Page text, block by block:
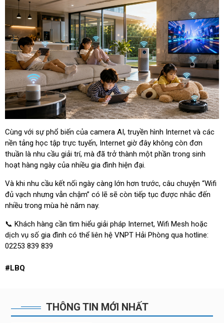
Cùng với sự phổ biến của camera AI, truyền hình Internet và các
nền tảng học tập trực tuyến, Internet giờ đây không còn đơn
thuần là nhu cầu giải trí, mà đã trở thành một phần trong sinh
hoạt hàng ngày của nhiều gia đình hiện đại.
Và khi nhu cầu kết nối ngày càng lớn hơn trước, câu chuyện “Wifi
đủ vạch nhưng vẫn chậm” có lẽ sẽ còn tiếp tục được nhắc đến
nhiều trong mùa hè năm nay.
📞 Khách hàng cần tìm hiểu giải pháp Internet, Wifi Mesh hoặc
dịch vụ số gia đình có thể liên hệ VNPT Hải Phòng qua hotline:
02253 839 839
#LBQ
THÔNG TIN MỚI NHẤT